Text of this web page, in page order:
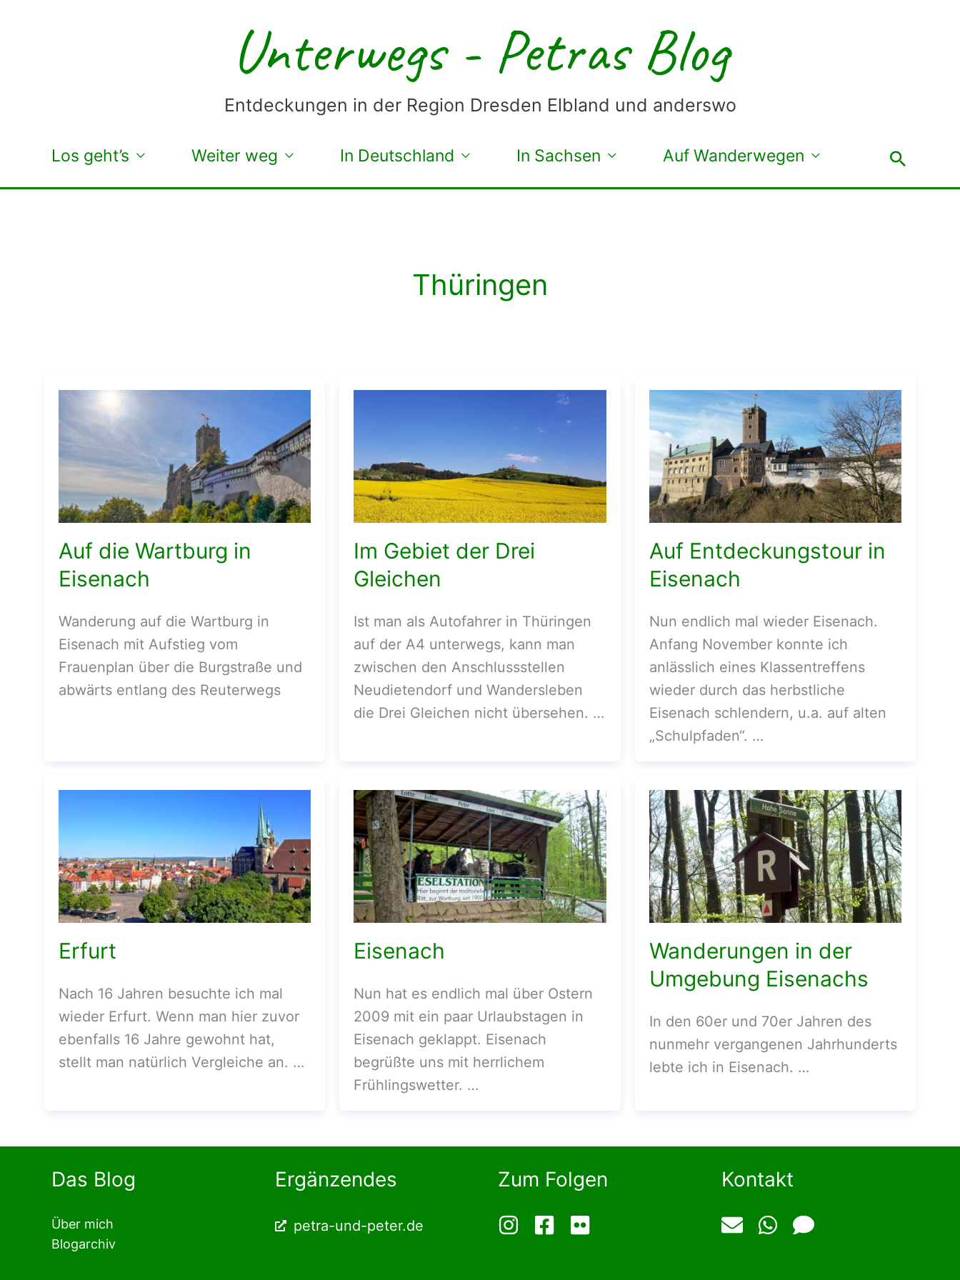
Unterwegs - Petras Blog
Entdeckungen in der Region Dresden Elbland und anderswo
Los geht’s Weiter weg In Deutschland In Sachsen Auf Wanderwegen
Thüringen
Auf die Wartburg in
Eisenach
Wanderung auf die Wartburg in
Eisenach mit Aufstieg vom
Frauenplan über die Burgstraße und
abwärts entlang des Reuterwegs
Im Gebiet der Drei
Gleichen
Ist man als Autofahrer in Thüringen
auf der A4 unterwegs, kann man
zwischen den Anschlussstellen
Neudietendorf und Wandersleben
die Drei Gleichen nicht übersehen. …
Auf Entdeckungstour in
Eisenach
Nun endlich mal wieder Eisenach.
Anfang November konnte ich
anlässlich eines Klassentreffens
wieder durch das herbstliche
Eisenach schlendern, u.a. auf alten
„Schulpfaden“. …
Erfurt
Nach 16 Jahren besuchte ich mal
wieder Erfurt. Wenn man hier zuvor
ebenfalls 16 Jahre gewohnt hat,
stellt man natürlich Vergleiche an. …
Eisenach
Nun hat es endlich mal über Ostern
2009 mit ein paar Urlaubstagen in
Eisenach geklappt. Eisenach
begrüßte uns mit herrlichem
Frühlingswetter. …
Wanderungen in der
Umgebung Eisenachs
In den 60er und 70er Jahren des
nunmehr vergangenen Jahrhunderts
lebte ich in Eisenach. …
Das Blog
Über mich
Blogarchiv
Ergänzendes
petra-und-peter.de
Zum Folgen Kontakt